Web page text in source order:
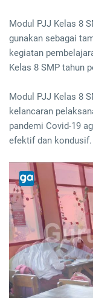
Modul PJJ Kelas 8
gunakan sebagai
kegiatan
Kelas 8 SMP tahun
Modul PJJ Kelas 8
kelancaran
pandemi Covid-19
efektif dan kondusif.